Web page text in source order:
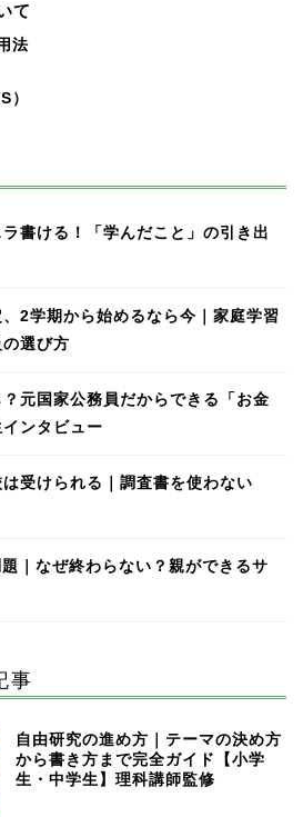
て
法
）
書ける！「学んだこと」の引き出
2学期から始めるなら今｜家庭学習
選び方
元国家公務員だからできる「お金
ンタビュー
受けられる｜調査書を使わない
｜なぜ終わらない？親ができるサ
事
自由研究の進め方｜テーマの決め方
から書き方まで完全ガイド【小学
生・中学生】理科講師監修